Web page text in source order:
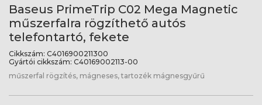
Baseus PrimeTrip C02 Mega Magnetic
műszerfalra rögzíthető autós
telefontartó, fekete
Cikkszám: C4016900211300
Gyártói cikkszám: C40169002113-00
műszerfal rögzítés, mágneses, tartozék mágnesgyűrű